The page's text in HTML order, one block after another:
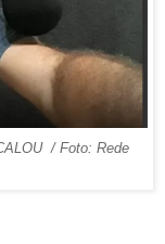
/ Foto: Rede